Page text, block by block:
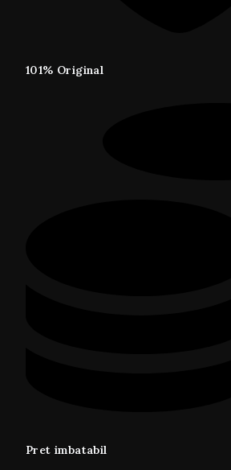
101% Original
Pret imbatabil